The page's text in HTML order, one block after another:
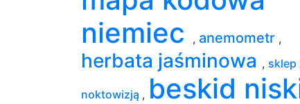
niemiec
, anemometr ,
herbata jaśminowa , sklep
noktowizją , beskid